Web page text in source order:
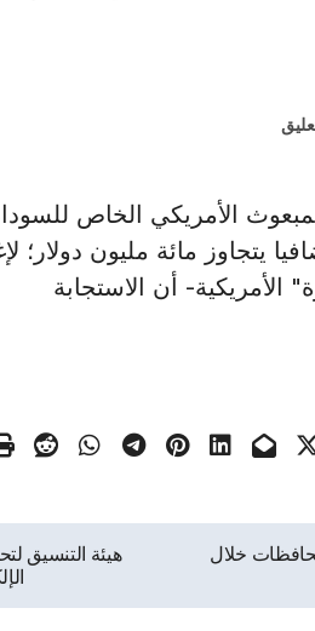
قال المبعوث الأمريكي الخاص
يتجاوز مائة مليون
الأمريكية- أن الاستجابة
بالمحافظات خلال
هيئة التنسيق